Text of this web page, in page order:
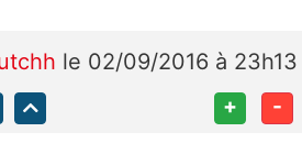
le 02/09/2016 à 23h13
+ -